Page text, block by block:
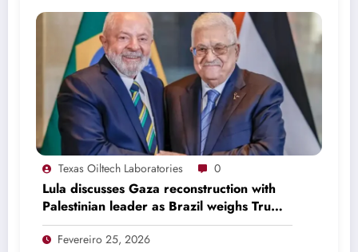
Texas Oiltech Laboratories 0
Lula discusses Gaza reconstruction with
Palestinian leader as Brazil weighs Trump
invitation
Fevereiro 25, 2026